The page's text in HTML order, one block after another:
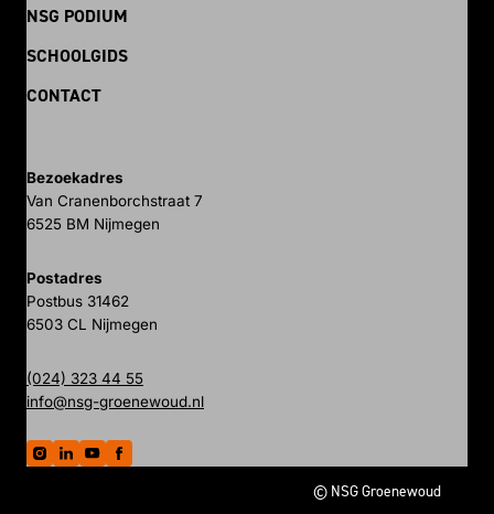
NSG PODIUM
SCHOOLGIDS
CONTACT
Bezoekadres
Van Cranenborchstraat 7
6525 BM Nijmegen
Postadres
Postbus 31462
6503 CL Nijmegen
(024) 323 44 55
info@nsg-groenewoud.nl
© NSG Groenewoud